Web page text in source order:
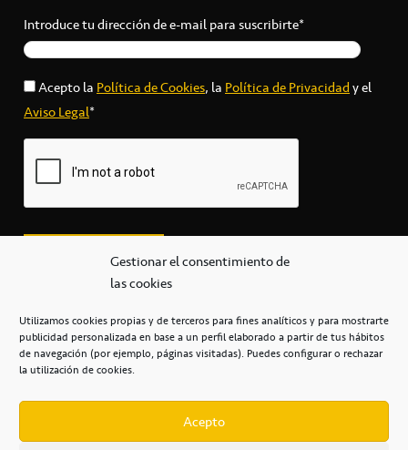
Gestionar el consentimiento de
las cookies
Utilizamos cookies propias y de terceros para fines analíticos y para mostrarte
publicidad personalizada en base a un perfil elaborado a partir de tus hábitos
de navegación (por ejemplo, páginas visitadas). Puedes configurar o rechazar
la utilización de cookies.
Acepto
Introduce tu dirección de e-mail para suscribirte*
Acepto laPolítica de Cookies, laPolítica de Privacidady el
Aviso Legal*
secretaria@cbcanarias.es
+34 922 253 684
Casa del Deporte / 38108 – La Laguna